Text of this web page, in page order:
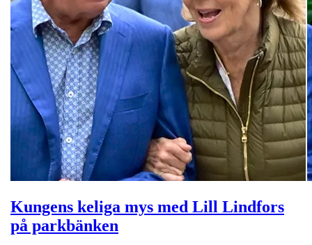
Kungens keliga mys med Lill Lindfors
på parkbänken